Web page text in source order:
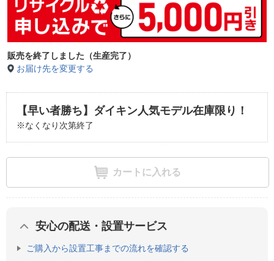
販売を終了しました（生産完了）
お届け先を変更する
【早い者勝ち】ダイキン人気モデル在庫限り！
※なくなり次第終了
カートに入れる
安心の配送・設置サービス
ご購入から設置工事までの流れを確認する